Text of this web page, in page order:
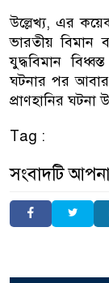
উল্লেখ্য, এর
ভারতীয়
যুদ্ধবিমান
ঘটনার পর
প্রাণহানির ঘটনা
Tag :
সংবাদটি